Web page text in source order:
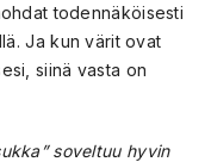
todennäköisesti
Ja kun värit ovat
siinä vasta on
soveltuu hyvin